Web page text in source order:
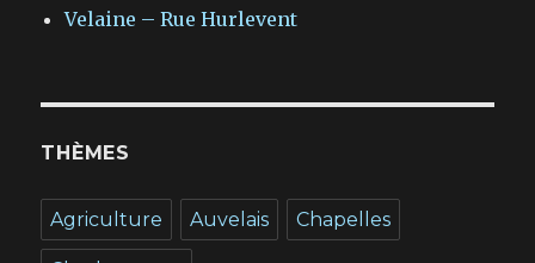
Velaine – Rue Hurlevent
THÈMES
Agriculture Auvelais Chapelles